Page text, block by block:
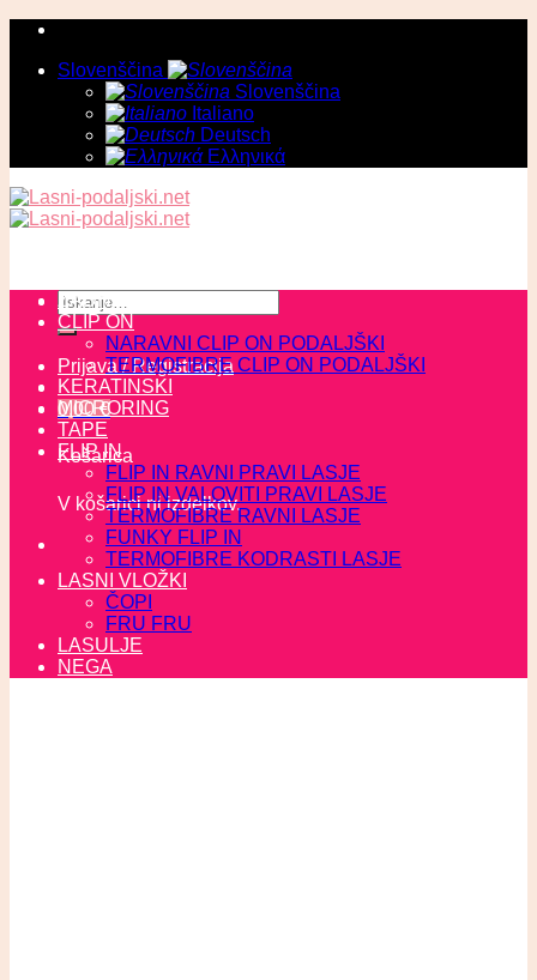
Skoči
vsebinoSlovenščina
Slovenščina
Italiano
Deutsch
Ελληνικά
Išči:
Prijava / Registracija
0,00€
Košarica
V košarici ni izdelkov.
ZADNJI KOSI
CLIP ON
NARAVNI CLIP ON PODALJŠKI
TERMOFIBRE CLIP ON PODALJŠKI
KERATINSKI
MICRORING
TAPE
FLIP IN
FLIP IN RAVNI PRAVI LASJE
FLIP IN VALOVITI PRAVI LASJE
TERMOFIBRE RAVNI LASJE
FUNKY FLIP IN
TERMOFIBRE KODRASTI LASJE
LASNI VLOŽKI
ČOPI
FRU FRU
LASULJE
NEGA